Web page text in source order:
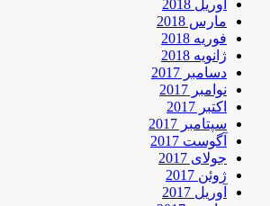
آوریل 2018
مارس 2018
فوریه 2018
ژانویه 2018
دسامبر 2017
نوامبر 2017
اکتبر 2017
سپتامبر 2017
آگوست 2017
جولای 2017
ژوئن 2017
آوریل 2017